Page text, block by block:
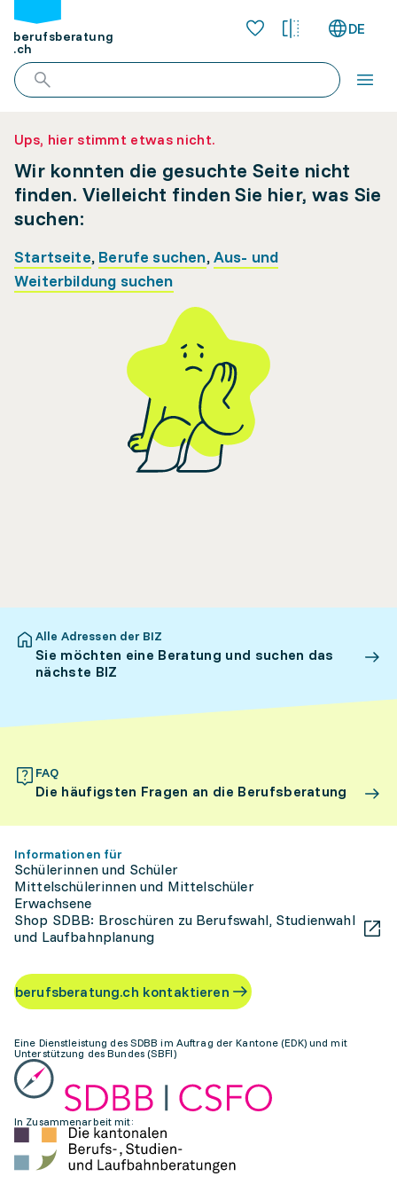
berufsberatung
.ch
DE
Ups, hier stimmt etwas nicht.
Wir konnten die gesuchte Seite nicht
finden. Vielleicht finden Sie hier, was Sie
suchen:
Startseite, Berufe suchen,Aus- und
Weiterbildung suchen
Alle Adressen der BIZ
Sie möchten eine Beratung und suchen das
nächste BIZ
FAQ
Die häufigsten Fragen an die Berufsberatung
Informationen für
Schülerinnen und Schüler
Mittelschülerinnen und Mittelschüler
Erwachsene
Shop SDBB: Broschüren zu Berufswahl, Studienwahl
und Laufbahnplanung
berufsberatung.ch kontaktieren
Eine Dienstleistung des SDBB im Auftrag der Kantone (EDK) und mit
Unterstützung des Bundes (SBFI)
In Zusammenarbeit mit: